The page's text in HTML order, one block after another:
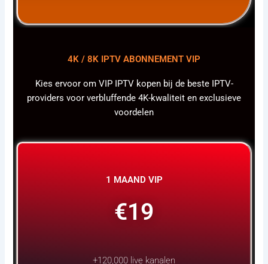
4K / 8K IPTV ABONNEMENT VIP
Kies ervoor om VIP IPTV kopen bij de beste IPTV-
providers voor verbluffende 4K-kwaliteit en exclusieve
voordelen
1 MAAND VIP
€19
+120,000 live kanalen